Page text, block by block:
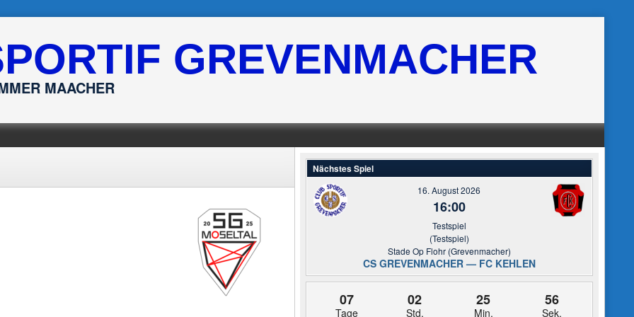
GREVENMACHER
MAACHER
Nächstes Spiel
16. August 2026
16:00
Testspiel
(Testspiel)
Stade Op Flohr (Grevenmacher)
CS GREVENMACHER — FC KEHLEN
07
Tage
02
Std.
25
Min.
55
Sek.